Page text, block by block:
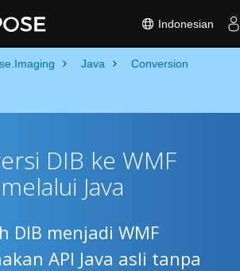
Indonesian
Java Conversion
DIB ke WMF
melalui Java
DIB menjadi WMF
API Java asli tanpa